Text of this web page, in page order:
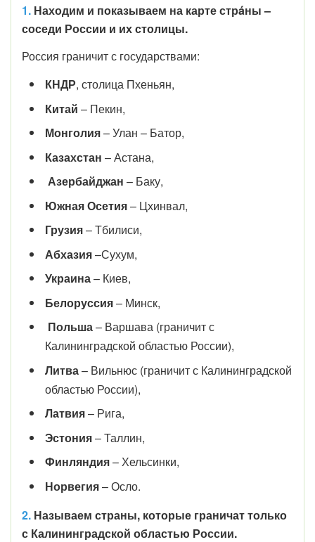
1. Находим и показываем на карте стрáны –
соседи России и их столицы.
Россия граничит с государствами:
КНДР, столица Пхеньян,
Китай – Пекин,
Монголия– Улан – Батор,
Казахстан – Астана,
Азербайджан – Баку,
ЮжнаяОсетия– Цхинвал,
Грузия– Тбилиси,
Абхазия–Сухум,
Украина– Киев,
Белоруссия– Минск,
Польша– Варшава (граничит с
Калининградской областью России),
Литва– Вильнюс (граничит с Калининградской
областью России),
Латвия– Рига,
Эстония– Таллин,
Финляндия– Хельсинки,
Норвегия– Осло.
2. Называем страны, которые граничат только
с Калининградской областью России.